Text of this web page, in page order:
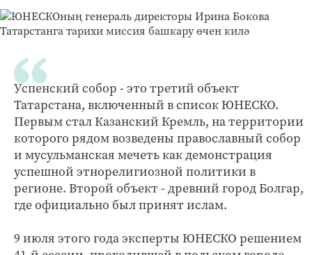
Успенский собор - это третий объект
Татарстана, включенный в список ЮНЕСКО.
Первым стал Казанский Кремль, на территории
которого рядом возведены православный собор
и мусульманская мечеть как демонстрация
успешной этнорелигиозной политики в
регионе. Второй объект - древний город Болгар,
где официально был принят ислам.
9 июля этого года эксперты ЮНЕСКО решением